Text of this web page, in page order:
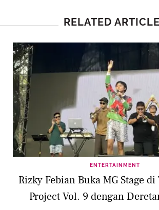
RELATED
ENTERTAINMENT
Rizky Febian Buka MG Stage
Project Vol. 9 dengan